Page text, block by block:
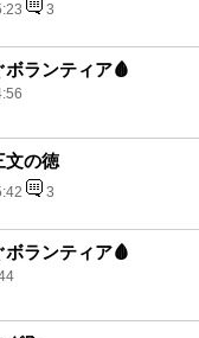
3
ランティア🩸
文の徳
3
ランティア🩸